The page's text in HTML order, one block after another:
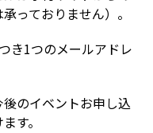
っておりません）。
き1つのメールアドレ
のイベントお申し込
す。